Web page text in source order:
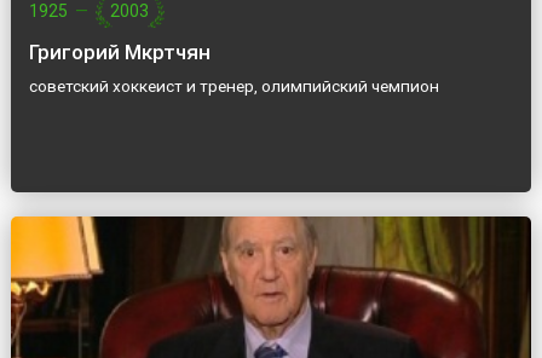
1925 — 2003
Григорий Мкртчян
советский хоккеист и тренер, олимпийский чемпион